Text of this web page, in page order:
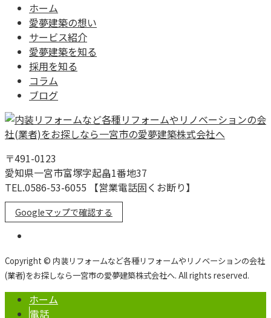
ホーム
愛夢建築の想い
サービス紹介
愛夢建築を知る
採用を知る
コラム
ブログ
〒491-0123
愛知県一宮市富塚字起畠1番地37
TEL.0586-53-6055 【営業電話固くお断り】
Googleマップで確認する
Copyright © 内装リフォームなど各種リフォームやリノベーションの会社
(業者)をお探しなら一宮市の愛夢建築株式会社へ. All rights reserved.
ホーム
電話